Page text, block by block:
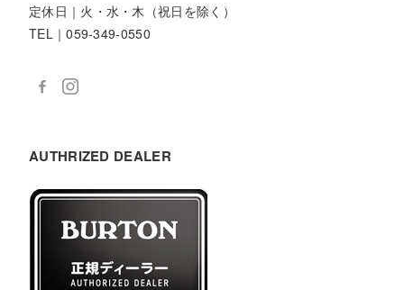
定休日｜火・水・木（祝日を除く）
TEL｜059-349-0550
AUTHRIZED DEALER